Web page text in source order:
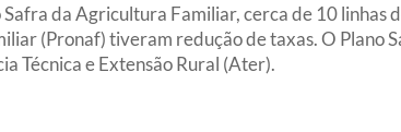
Safra da Agricultura Familiar, cerca de 10
(Pronaf) tiveram redução de taxas. O Plano
Técnica e Extensão Rural (Ater).